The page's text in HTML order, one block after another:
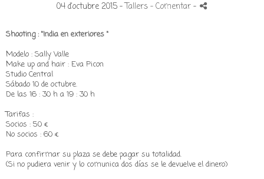
04 d'octubre 2015 -Tallers - Comentar-
Shooting : "India en exteriores "
Modelo : Sally Valle
Make up and hair : Eva Picon
Studio Central
Sábado 10 de octubre.
De las 16 : 30 h a 19 : 30 h
Tarifas :
Socios : 50 €
No socios : 60 €
Para confirmar su plaza se debe pagar su totalidad.
(Si no pudiera venir y lo comunica dos días se le devuelve el dinero)